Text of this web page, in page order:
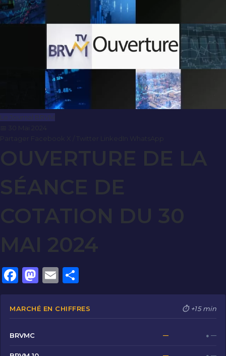
Le Journal BRVM
OUVERTURE DE LA
SÉANCE DE
COTATION DU 30
MAI 2024
F
a
c
b
M
a
st
E
m
ai
ar
ta
MARCHÉ EN CHIFFRES ⏱ +15 min
BRVMC — ● —